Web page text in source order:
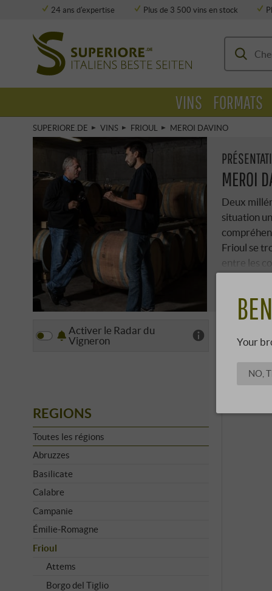
24 ans d'expertise Plus de 3 500 vins en stock
SUPERIORE.DE VINS FRIOUL MEROI DAVINO
MEROI
Deux
situation
Frioul se
entre les
Activer le Radar du
Vigneron
REGIONS
Toutes les régions
Abruzzes
Basilicate
Calabre
Campanie
Émilie-Romagne
Frioul
Attems
Borgo del Tiglio
VINS FORMATS
Your
NO,